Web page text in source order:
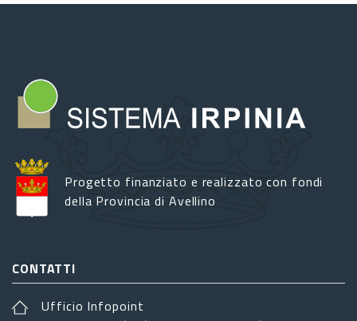
Progetto finanziato e realizzato con fondi
della Provincia di Avellino
CONTATTI
Ufficio Infopoint